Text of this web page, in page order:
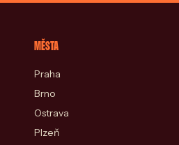
MĚSTA
Praha
Brno
Ostrava
Plzeň